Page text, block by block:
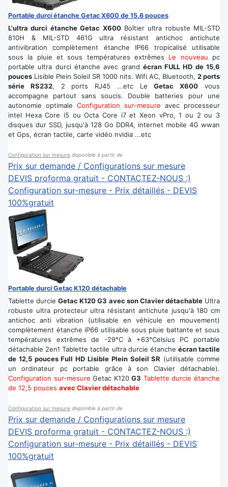
Portable durci étanche Getac X600 de 15.6 pouces
L'ultra durci étanche Getac X600Boîtier ultra robuste MIL-STD
810H & MIL-STD 461G ultra résistant antichoc antichute
antivibration complètement étanche IP66 tropicalisé utilisable
sous la pluie et sous températures extrêmes Le nouveau pc
portable ultra durci étanche avec grand écran FULL HD de 15,6
pouces Lisible Plein Soleil SR 1000 nits. Wifi AC, Bluetooth, 2 ports
série RS232, 2 ports RJ45 ...etc LeGetac X600 vous
accompagne partout sans soucis. Double batteries pour une
autonomie optimale Configuration sur-mesure avec processeur
intel Hexa Core i5 ou Octa Core i7 et Xeon vPro, 1 ou 2 ou 3
disques dur SSD, jusqu'à 128 Go DDR4, internet mobile 4G wwan
et Gps, écran tactile, carte vidéo nvidia ...etc
Configuration sur mesure disponible à partir de
Prix sur demande / Configurations sur mesure
DEVIS proforma gratuit - CONTACTEZ-NOUS :)
Configuration sur-mesure - Prix détaillés - DEVIS
100%gratuit
Portable durci Getac K120 détachable
Tablette durcieGetac K120 G3 avec son Clavier détachableUltra
robuste ultra protecteur ultra résistant antichute jusqu'à 180 cm
antichoc anti vibration (utilisable en véhicule en mouvement)
complètement étanche iP66 utilisable sous pluie battante et sous
températures extrêmes de -29°C à +63°Celsius PC portable
détachable 2en1 Tablette tactile ultra durcie étanche écran tactile
de 12,5 pouces Full HD Lisible Plein Soleil SR (utilisable comme
un ordinateur pc portable grâce à son Clavier détachable).
Configuration sur-mesureGetac K120G3 Tablette durcie étanche
de 12,5 pouces avec Clavier détachable
Configuration sur mesure disponible à partir de
Prix sur demande / Configurations sur mesure
DEVIS proforma gratuit - CONTACTEZ-NOUS :)
Configuration sur-mesure - Prix détaillés - DEVIS
100%gratuit